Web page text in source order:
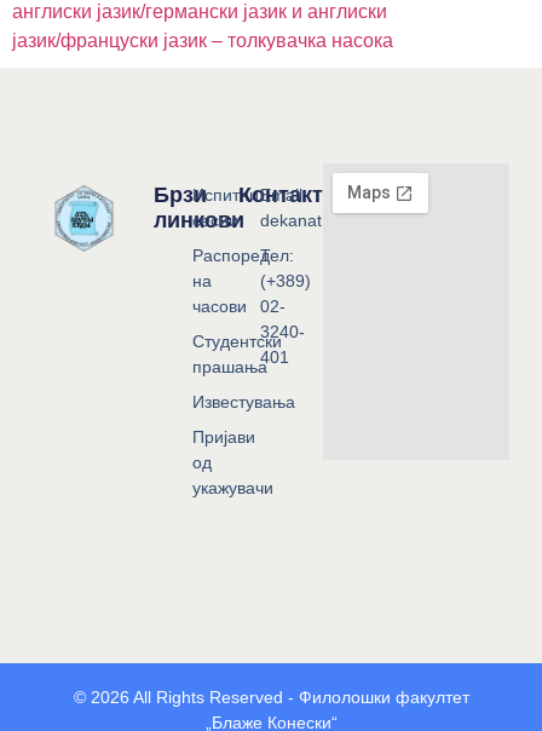
англиски јазик/германски јазик и англиски
јазик/француски јазик – толкувачка насока
Брзи
линкови
Испитни
сесии
Распоред
на
часови
Студентски
прашања
Известувања
Пријави
од
укажувачи
Контакт
Email:
dekanat@flf.ukim.edu.mk
Тел:
(+389)
02-
3240-
401
© 2026 All Rights Reserved - Филолошки факултет
„Блаже Конески“